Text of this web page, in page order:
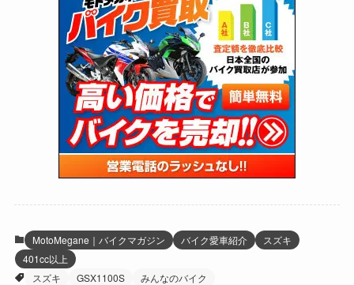
(34)
(5)
(12)
(63)
(109)
(25)
(24)
(47)
(15)
(5)
(62)
(4)
(6)
(17)
(5)
(131)
(38)
(131)
(167)
(85)
(21)
(61)
(171)
(98)
(13)
(60)
(274)
(171)
(38)
(47)
(59)
(141)
(254)
(204)
(23)
(33)
(34)
(35)
(41)
(415)
(16)
(170) (27)
(147)
(13)
(19)
(12)
(16)
(20)
MotoMegane｜バイクマガジン バイク愛車紹介
スズキ
401cc以上
スズキ
GSX1100S みんなのバイク